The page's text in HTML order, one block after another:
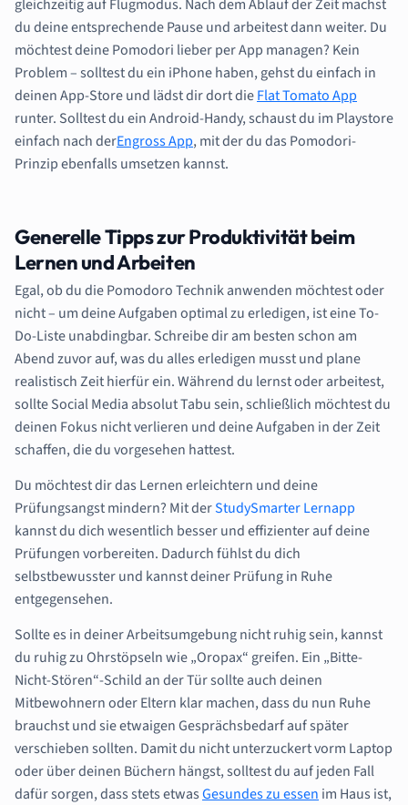
gleichzeitig auf Flugmodus. Nach dem Ablauf der Zeit machst
du deine entsprechende Pause und arbeitest dann weiter. Du
möchtest deine Pomodori lieber per App managen? Kein
Problem – solltest du ein iPhone haben, gehst du einfach in
deinen App-Store und lädst dir dort dieFlat Tomato App
runter. Solltest du ein Android-Handy, schaust du im Playstore
einfach nach derEngross App, mit der du das Pomodori-
Prinzip ebenfalls umsetzen kannst.
Generelle Tipps zur Produktivität beim
Lernen und Arbeiten
Egal, ob du die Pomodoro Technik anwenden möchtest oder
nicht – um deine Aufgaben optimal zu erledigen, ist eine To-
Do-Liste unabdingbar. Schreibe dir am besten schon am
Abend zuvor auf, was du alles erledigen musst und plane
realistisch Zeit hierfür ein. Während du lernst oder arbeitest,
sollte Social Media absolut Tabu sein, schließlich möchtest du
deinen Fokus nicht verlieren und deine Aufgaben in der Zeit
schaffen, die du vorgesehen hattest.
Du möchtest dir das Lernen erleichtern und deine
Prüfungsangst mindern? Mit derStudySmarter Lernapp
kannst du dich wesentlich besser und effizienter auf deine
Prüfungen vorbereiten. Dadurch fühlst du dich
selbstbewusster und kannst deiner Prüfung in Ruhe
entgegensehen.
Sollte es in deiner Arbeitsumgebung nicht ruhig sein, kannst
du ruhig zu Ohrstöpseln wie „Oropax“ greifen. Ein „Bitte-
Nicht-Stören“-Schild an der Tür sollte auch deinen
Mitbewohnern oder Eltern klar machen, dass du nun Ruhe
brauchst und sie etwaigen Gesprächsbedarf auf später
verschieben sollten. Damit du nicht unterzuckert vorm Laptop
oder über deinen Büchern hängst, solltest du auf jeden Fall
dafür sorgen, dass stets etwasGesundes zu essen im Haus ist,